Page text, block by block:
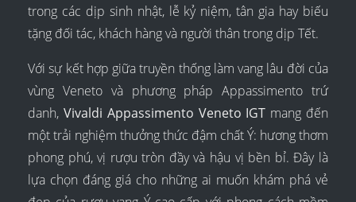
trong các dịp sinh nhật, lễ kỷ niệm, tân gia hay biếu
tặng đối tác, khách hàng và người thân trong dịp Tết.
Với sự kết hợp giữa truyền thống làm vang lâu đời của
vùng Veneto và phương pháp Appassimento trứ
danh, Vivaldi Appassimento Veneto IGT mang đến
một trải nghiệm thưởng thức đậm chất Ý: hương thơm
phong phú, vị rượu tròn đầy và hậu vị bền bỉ. Đây là
lựa chọn đáng giá cho những ai muốn khám phá vẻ